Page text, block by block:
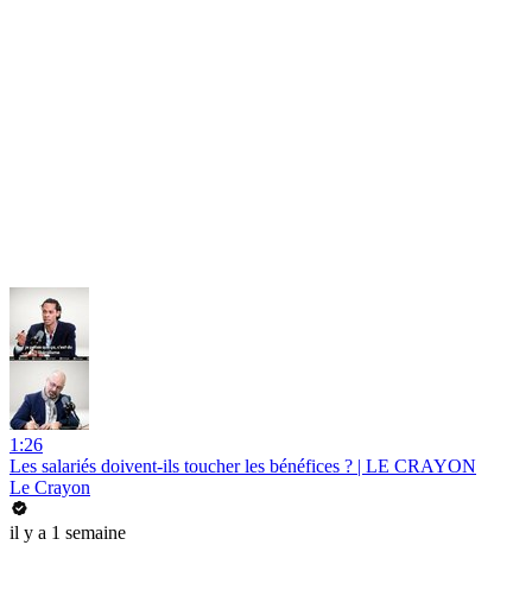
1:26
Les salariés doivent-ils toucher les bénéfices ? | LE CRAYON
Le Crayon
il y a 1 semaine